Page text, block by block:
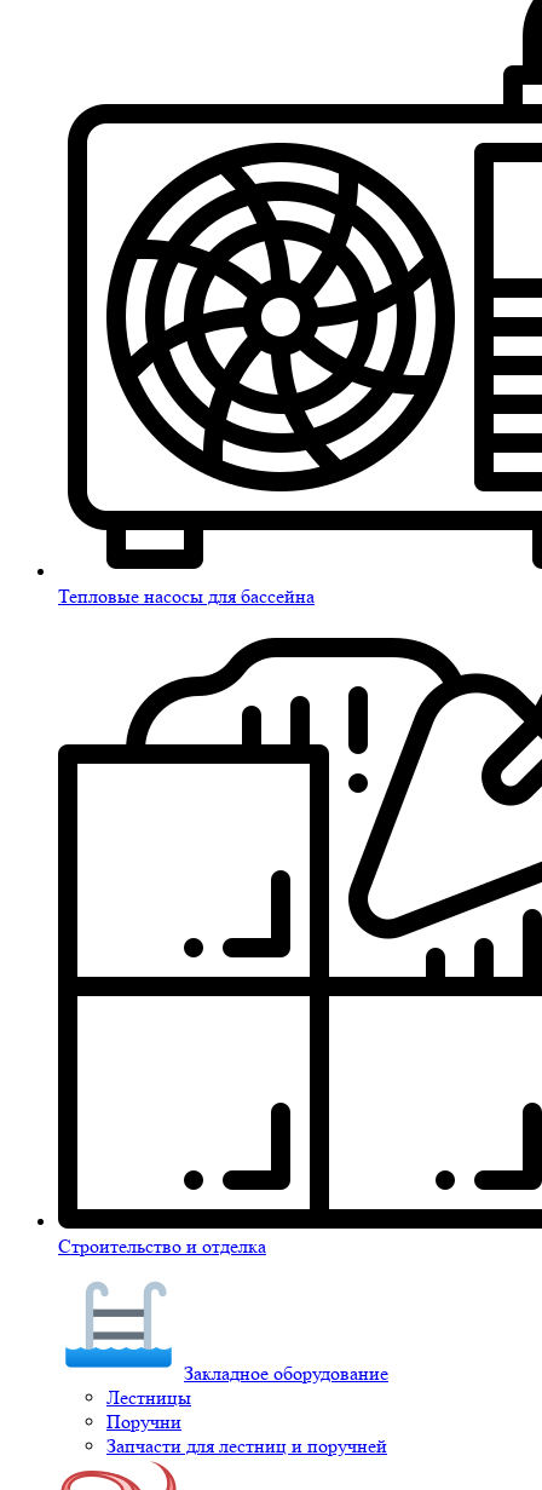
Тепловые насосы для бассейна
Строительство и отделка
Закладное оборудование
Лестницы
Поручни
Запчасти для лестниц и поручней